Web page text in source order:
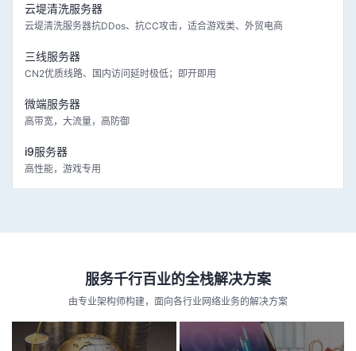
云堤清洗服务器
云堤清洗服务器抗DDos、抗CC攻击，适合游戏类、外贸电商
三线服务器
CN2优质线路、国内访问延时极低；即开即用
微端服务器
高带宽，大流量，高防御
i9服务器
高性能，游戏专用
服务千行百业的全栈解决方案
由专业架构师构建，面向各行业网络业务的解决方案